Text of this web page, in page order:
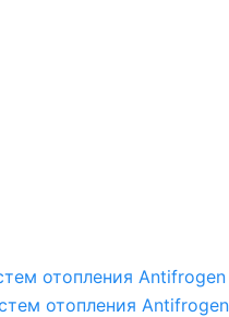
отопления
отопления